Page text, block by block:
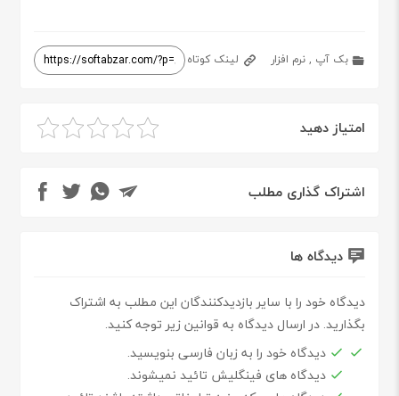
بک آپ ,نرم افزار لینک کوتاه
امتیاز دهید
اشتراک گذاری مطلب
دیدگاه ها
دیدگاه خود را با سایر بازدیدکنندگان این مطلب به اشتراک
بگذارید. در ارسال دیدگاه به قوانین زیر توجه کنید.
دیدگاه خود را به زبان فارسی بنویسید.
دیدگاه های فینگلیش تائید نمیشوند.